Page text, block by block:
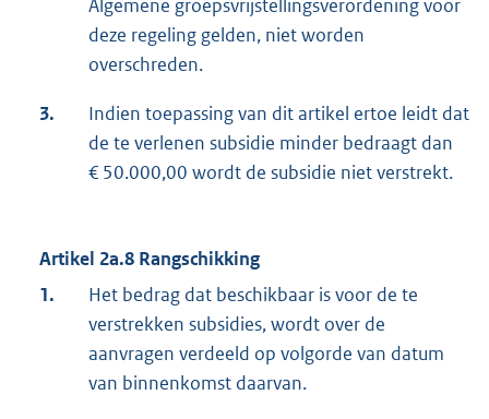
Algemene groepsvrijstellingsverordening voor
deze regeling gelden, niet worden
overschreden.
3.
Indien toepassing van dit artikel ertoe leidt dat
de te verlenen subsidie minder bedraagt dan
€ 50.000,00 wordt de subsidie niet verstrekt.
Artikel 2a.8 Rangschikking
1.
Het bedrag dat beschikbaar is voor de te
verstrekken subsidies, wordt over de
aanvragen verdeeld op volgorde van datum
van binnenkomst daarvan.